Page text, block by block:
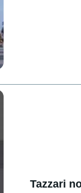
Tazzari